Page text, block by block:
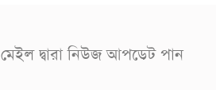
মেইল দ্বারা নিউজ আপডেট পান